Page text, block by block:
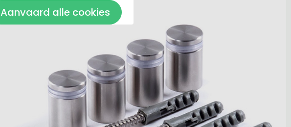
Aanvaard alle cookies